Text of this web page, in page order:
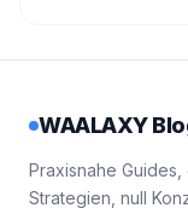
WAALAXY
Praxisnahe
Strategien, null